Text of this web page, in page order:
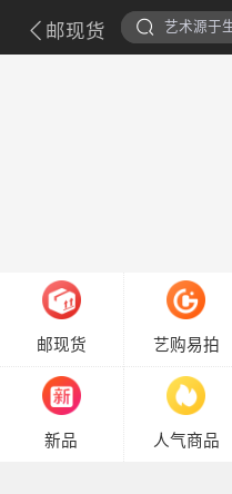
邮现货
邮现货 艺购易拍
新品 人气商品